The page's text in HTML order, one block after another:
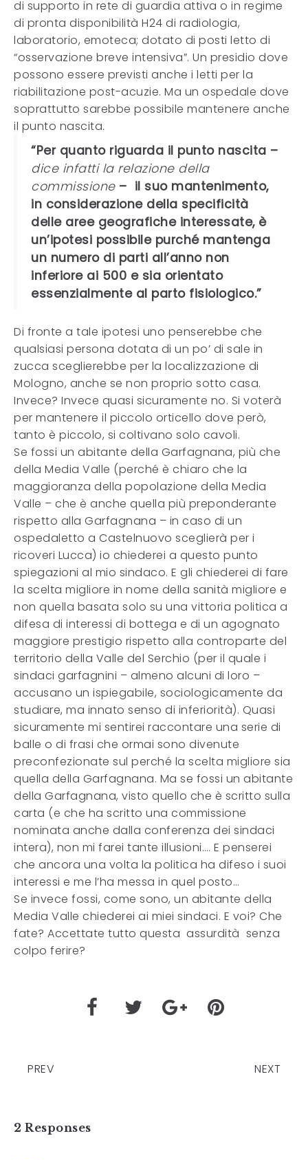
di supporto in rete di guardia attiva o in regime
di pronta disponibilità H24 di radiologia,
laboratorio, emoteca; dotato di posti letto di
“osservazione breve intensiva”. Un presidio dove
possono essere previsti anche i letti per la
riabilitazione post-acuzie. Ma un ospedale dove
soprattutto sarebbe possibile mantenere anche
il punto nascita.
“Per quanto riguarda il punto nascita –
dice infatti la relazione della
commissione– il suo mantenimento,
in considerazione della specificità
delle aree geografiche interessate, è
un’ipotesi possibile purché mantenga
un numero di parti all’anno non
inferiore ai 500 e sia orientato
essenzialmente al parto fisiologico.”
Di fronte a tale ipotesi uno penserebbe che
qualsiasi persona dotata di un po’ di sale in
zucca sceglierebbe per la localizzazione di
Mologno, anche se non proprio sotto casa.
Invece? Invece quasi sicuramente no. Si voterà
per mantenere il piccolo orticello dove però,
tanto è piccolo, si coltivano solo cavoli.
Se fossi un abitante della Garfagnana, più che
della Media Valle (perché è chiaro che la
maggioranza della popolazione della Media
Valle – che è anche quella più preponderante
rispetto alla Garfagnana – in caso di un
ospedaletto a Castelnuovo sceglierà per i
ricoveri Lucca) io chiederei a questo punto
spiegazioni al mio sindaco. E gli chiederei di fare
la scelta migliore in nome della sanità migliore e
non quella basata solo su una vittoria politica a
difesa di interessi di bottega e di un agognato
maggiore prestigio rispetto alla controparte del
territorio della Valle del Serchio (per il quale i
sindaci garfagnini – almeno alcuni di loro –
accusano un ispiegabile, sociologicamente da
studiare, ma innato senso di inferiorità). Quasi
sicuramente mi sentirei raccontare una serie di
balle o di frasi che ormai sono divenute
preconfezionate sul perché la scelta migliore sia
quella della Garfagnana. Ma se fossi un abitante
della Garfagnana, visto quello che è scritto sulla
carta (e che ha scritto una commissione
nominata anche dalla conferenza dei sindaci
intera), non mi farei tante illusioni…. E penserei
che ancora una volta la politica ha difeso i suoi
interessi e me l’ha messa in quel posto…
Se invece fossi, come sono, un abitante della
Media Valle chiederei ai miei sindaci. E voi? Che
fate? Accettate tutto questa assurdità senza
colpo ferire?
PREV NEXT
2 Responses